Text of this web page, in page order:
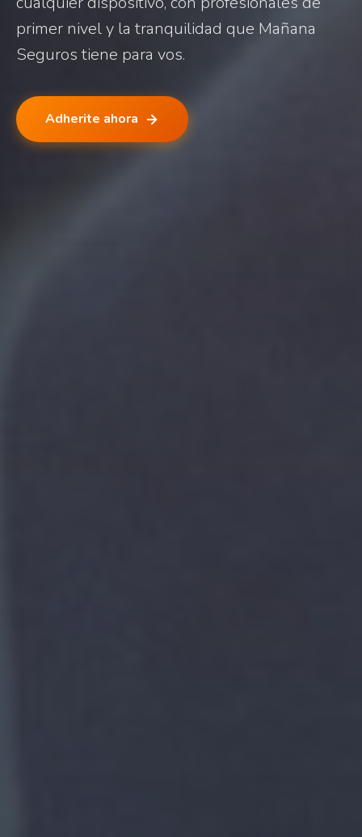
primer nivel y la tranquilidad que Mañana
Seguros tiene para vos.
Adherite ahora